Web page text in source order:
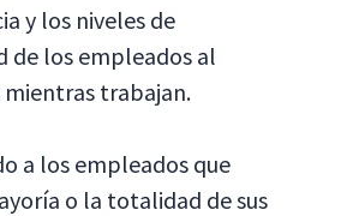
y los niveles de
de los empleados al
mientras trabajan.
a los empleados que
o la totalidad de sus